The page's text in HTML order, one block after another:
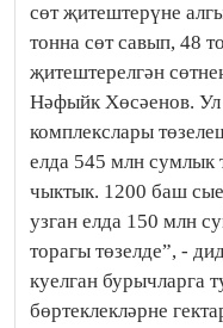
сөт җитештерүне
тонна сөт савып, 48
җитештерелгән
Нәфыйк Хөсәенов. Ул
комплекслары
елда 545 млн сумлык
чыктык. 1200 баш
узган елда 150 млн
торагы төзелде”, -
куелган бурычларга
бөртеклекләрне